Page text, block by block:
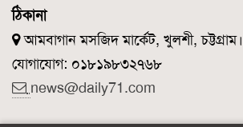
ঠিকানা
আমবাগান মসজিদ মার্কেট, খুলশী, চট্টগ্রাম।
যোগাযোগ: ০১৮১৯৮৩২৭৬৮
news@daily71.com